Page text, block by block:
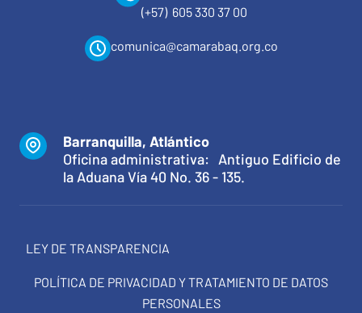
(+57) 605 330 37 00
comunica@camarabaq.org.co
Barranquilla, Atlántico
Oficina administrativa: Antiguo Edificio de
la Aduana Vía 40 No. 36 - 135.
LEY DE TRANSPARENCIA
POLÍTICA DE PRIVACIDAD Y TRATAMIENTO DE DATOS
PERSONALES